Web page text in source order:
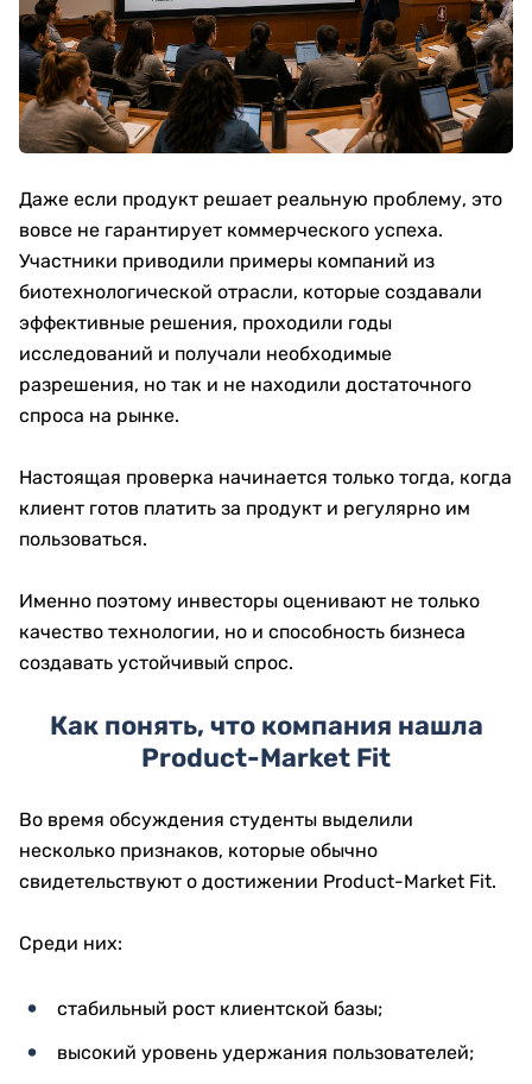
Даже если продукт решает реальную проблему, это
вовсе не гарантирует коммерческого успеха.
Участники приводили примеры компаний из
биотехнологической отрасли, которые создавали
эффективные решения, проходили годы
исследований и получали необходимые
разрешения, но так и не находили достаточного
спроса на рынке.
Настоящая проверка начинается только тогда, когда
клиент готов платить за продукт и регулярно им
пользоваться.
Именно поэтому инвесторы оценивают не только
качество технологии, но и способность бизнеса
создавать устойчивый спрос.
Как понять, что компания нашла
Product-Market Fit
Во время обсуждения студенты выделили
несколько признаков, которые обычно
свидетельствуют о достижении Product-Market Fit.
Среди них:
стабильный рост клиентской базы;
высокий уровень удержания пользователей;